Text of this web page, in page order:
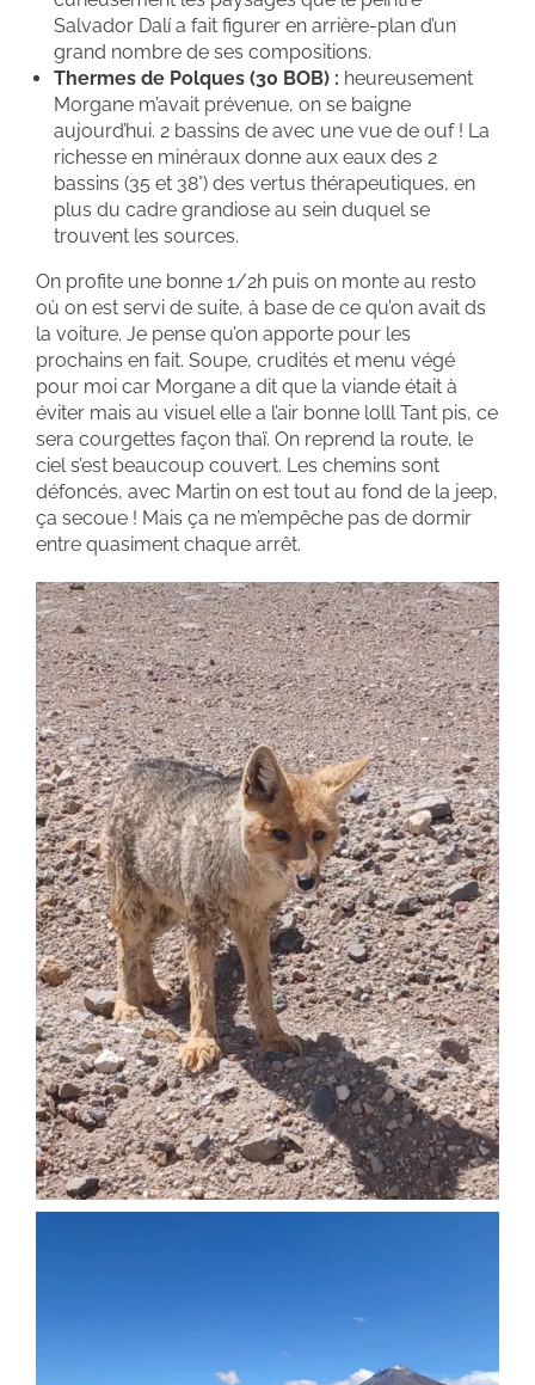
Salvador Dalí a fait figurer en arrière-plan d’un
grand nombre de ses compositions.
Thermes de Polques (30 BOB) : heureusement
Morgane m’avait prévenue, on se baigne
aujourd’hui. 2 bassins de avec une vue de ouf ! La
richesse en minéraux donne aux eaux des 2
bassins (35 et 38°) des vertus thérapeutiques, en
plus du cadre grandiose au sein duquel se
trouvent les sources.
On profite une bonne 1/2h puis on monte au resto
où on est servi de suite, à base de ce qu’on avait ds
la voiture. Je pense qu’on apporte pour les
prochains en fait. Soupe, crudités et menu végé
pour moi car Morgane a dit que la viande était à
éviter mais au visuel elle a l’air bonne lolll Tant pis, ce
sera courgettes façon thaï. On reprend la route, le
ciel s’est beaucoup couvert. Les chemins sont
défoncés, avec Martin on est tout au fond de la jeep,
ça secoue ! Mais ça ne m’empêche pas de dormir
entre quasiment chaque arrêt.